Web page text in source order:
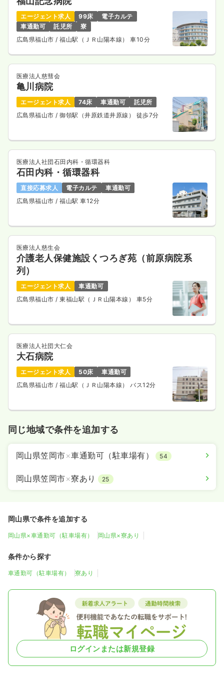
エージェント求人 99床
電子カルテ
車通勤可
託児所
寮
広島県福山市/ 福山駅（ＪＲ山陽本線） 車10分
医療法人慈彗会
亀川病院
エージェント求人 74床 車通勤可
託児所
広島県福山市 / 御領駅（井原鉄道井原線） 徒歩7分
医療法人社団石田内科・循環器科
石田内科・循環器科
直接応募求人 電子カルテ
車通勤可
広島県福山市 / 福山駅 車12分
医療法人慈生会
介護老人保健施設くつろぎ苑（前原病院系
列）
エージェント求人
車通勤可
広島県福山市 / 東福山駅（ＪＲ山陽本線） 車5分
医療法人社団大仁会
大石病院
エージェント求人 50床
車通勤可
広島県福山市 / 福山駅（ＪＲ山陽本線） バス12分
同じ地域で条件を追加する
岡山県笠岡市×車通勤可（駐車場有） 54
岡山県笠岡市×寮あり 25
岡山県で条件を追加する
岡山県×車通勤可（駐車場有） 岡山県×寮あり
条件から探す
車通勤可（駐車場有） 寮あり
ログインまたは新規登録